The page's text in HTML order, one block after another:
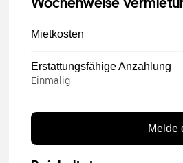
Mietkosten
Erstattungsfähige Anzahlung
Einmalig
Melde